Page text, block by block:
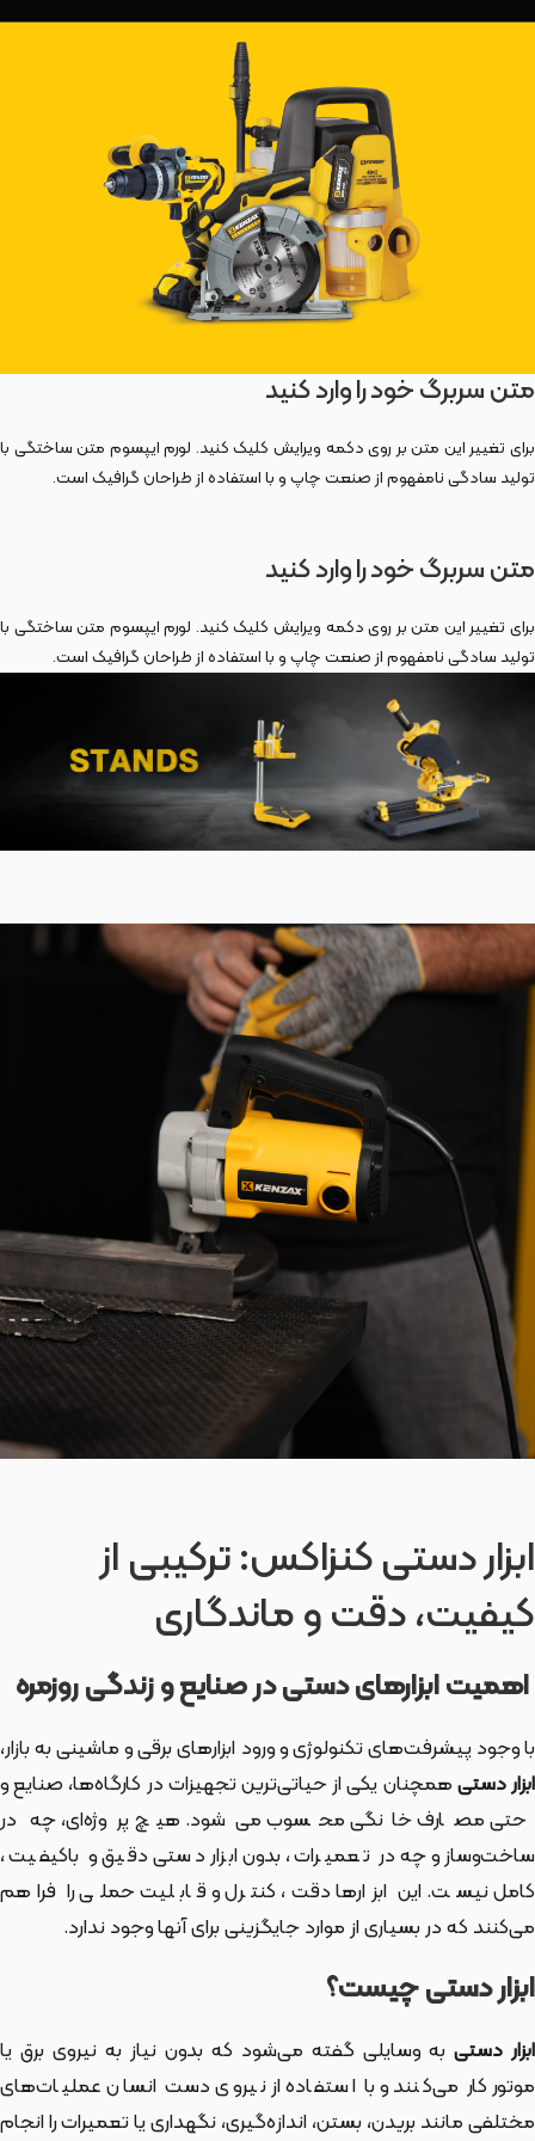
متن سربرگ خود را وارد کنید
برای تغییر این متن بر روی دکمه ویرایش کلیک کنید. لورم ایپسوم متن ساختگی با
تولید سادگی نامفهوم از صنعت چاپ و با استفاده از طراحان گرافیک است.
متن سربرگ خود را وارد کنید
برای تغییر این متن بر روی دکمه ویرایش کلیک کنید. لورم ایپسوم متن ساختگی با
تولید سادگی نامفهوم از صنعت چاپ و با استفاده از طراحان گرافیک است.
ابزار دستی کنزاکس: ترکیبی از
کیفیت، دقت و ماندگاری
اهمیت ابزارهای دستی در صنایع و زندگی روزمره
با وجود پیشرفت‌های تکنولوژی و ورود ابزارهای برقی و ماشینی به بازار،
ابزار دستیهمچنان یکی از حیاتی‌ترین تجهیزات در کارگاه‌ها، صنایع و
حتی مصارف خانگی محسوب می‌شود. هیچ پروژه‌ای، چه در
ساخت‌وساز و چه در تعمیرات، بدون ابزار دستی دقیق و باکیفیت،
کامل نیست. این ابزارها دقت، کنترل و قابلیت حملی را فراهم
می‌کنند که در بسیاری از موارد جایگزینی برای آنها وجود ندارد.
ابزار دستی چیست؟
ابزار دستیبه وسایلی گفته می‌شود که بدون نیاز به نیروی برق یا
موتور کار می‌کنند و با استفاده از نیروی دست انسان عملیات‌های
مختلفی مانند بریدن، بستن، اندازه‌گیری، نگهداری یا تعمیرات را انجام